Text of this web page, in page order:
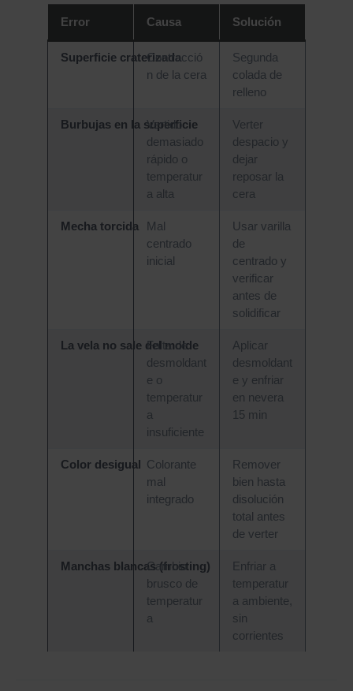
Error Causa Solución
Superficie craterizada
Contracció
n de la cera
Segunda
colada de
relleno
Burbujas en la superficie
Vertido
demasiado
rápido o
temperatur
a alta
Verter
despacio y
dejar
reposar la
cera
Mecha torcida
Mal
centrado
inicial
Usar varilla
de
centrado y
verificar
antes de
solidificar
La vela no sale del molde
Falta de
desmoldant
e o
temperatur
a
insuficiente
Aplicar
desmoldant
e y enfriar
en nevera
15 min
Color desigual
Colorante
mal
integrado
Remover
bien hasta
disolución
total antes
de verter
Manchas blancas (frosting)
Cambio
brusco de
temperatur
a
Enfriar a
temperatur
a ambiente,
sin
corrientes